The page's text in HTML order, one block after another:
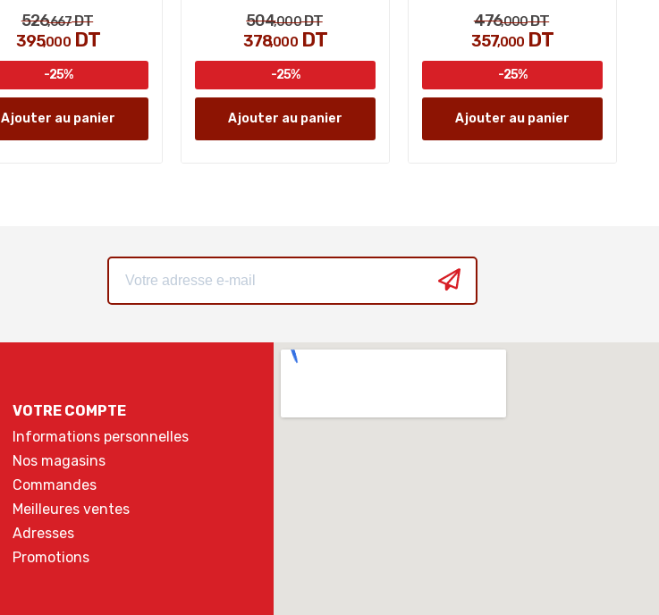
526,667DT
395,000DT
-25%
Ajouter au panier
504,000DT
378,000DT
-25%
Ajouter au panier
476,000DT
357,000 DT
-25%
Ajouter au panier
VOTRE COMPTE
Informations personnelles
Nos magasins
Commandes
Meilleures ventes
Adresses
Promotions